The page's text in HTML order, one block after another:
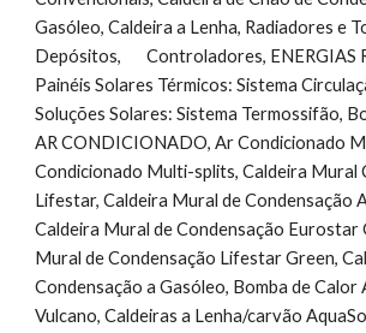
Gasóleo, Caldeira a Lenha, Radiadores e
Depósitos,       Controladores, ENERGIAS
Painéis Solares Térmicos: Sistema
Soluções Solares: Sistema Termossifão,
AR CONDICIONADO, Ar Condicionado
Condicionado Multi-splits, Caldeira Mural
Lifestar, Caldeira Mural de Condensação
Caldeira Mural de Condensação Eurostar
Mural de Condensação Lifestar Green,
Condensação a Gasóleo, Bomba de Calor
Vulcano, Caldeiras a Lenha/carvão